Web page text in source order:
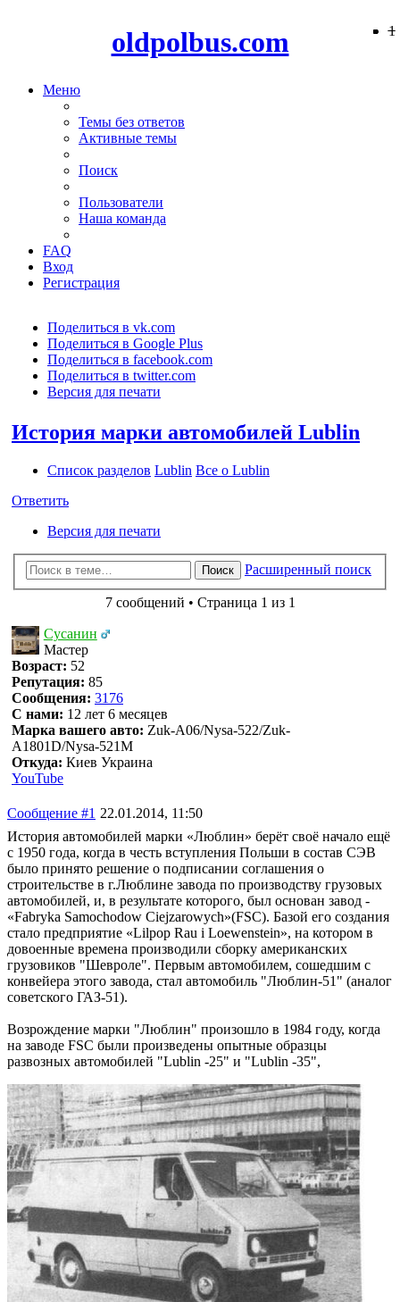
oldpolbus.com
Меню
Темы без ответов
Активные темы
Поиск
Пользователи
Наша команда
FAQ
Вход
Регистрация
Поделиться в vk.com
Поделиться в Google Plus
Поделиться в facebook.com
Поделиться в twitter.com
Версия для печати
История марки автомобилей Lublin
Список разделов Lublin Все о Lublin
Ответить
Версия для печати
Поиск Расширенный поиск
7 сообщений • Страница 1 из 1
Сусанин
Мастер
Возраст: 52
Репутация: 85
Сообщения: 3176
С нами: 12 лет 6 месяцев
Марка вашего авто: Zuk-A06/Nysa-522/Zuk-
A1801D/Nysa-521M
Откуда: Киев Украина
YouTube
−
Сообщение #1 22.01.2014, 11:50
История автомобилей марки «Люблин» берёт своё начало ещё
с 1950 года, когда в честь вступления Польши в состав СЭВ
было принято решение о подписании соглашения о
строительстве в г.Люблине завода по производству грузовых
автомобилей, и, в результате которого, был основан завод -
«Fabryka Samochodow Ciejzarowych»(FSC). Базой его создания
стало предприятие «Lilpop Rau i Loewenstein», на котором в
довоенные времена производили сборку американских
грузовиков "Шевроле". Первым автомобилем, сошедшим с
конвейера этого завода, стал автомобиль "Люблин-51" (аналог
советского ГАЗ-51).
Возрождение марки "Люблин" произошло в 1984 году, когда
на заводе FSC были произведены опытные образцы
развозных автомобилей "Lublin -25" и "Lublin -35",
−
−
1
−
−
−